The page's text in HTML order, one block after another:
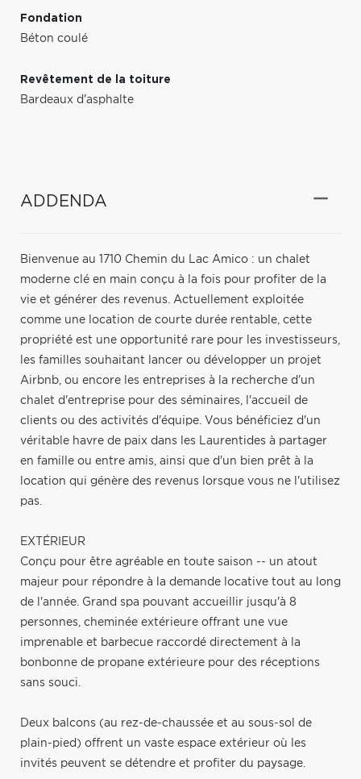
Fondation
Béton coulé
Revêtement de la toiture
Bardeaux d'asphalte
ADDENDA
Bienvenue au 1710 Chemin du Lac Amico : un chalet
moderne clé en main conçu à la fois pour profiter de la
vie et générer des revenus. Actuellement exploitée
comme une location de courte durée rentable, cette
propriété est une opportunité rare pour les investisseurs,
les familles souhaitant lancer ou développer un projet
Airbnb, ou encore les entreprises à la recherche d'un
chalet d'entreprise pour des séminaires, l'accueil de
clients ou des activités d'équipe. Vous bénéficiez d'un
véritable havre de paix dans les Laurentides à partager
en famille ou entre amis, ainsi que d'un bien prêt à la
location qui génère des revenus lorsque vous ne l'utilisez
pas.
EXTÉRIEUR
Conçu pour être agréable en toute saison -- un atout
majeur pour répondre à la demande locative tout au long
de l'année. Grand spa pouvant accueillir jusqu'à 8
personnes, cheminée extérieure offrant une vue
imprenable et barbecue raccordé directement à la
bonbonne de propane extérieure pour des réceptions
sans souci.
Deux balcons (au rez-de-chaussée et au sous-sol de
plain-pied) offrent un vaste espace extérieur où les
invités peuvent se détendre et profiter du paysage.